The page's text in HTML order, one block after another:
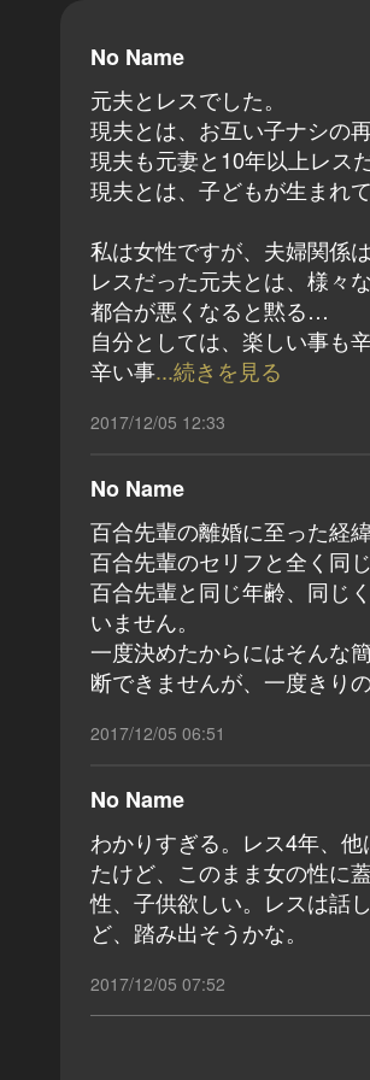
No Name
元夫とレスでした。
現夫とは、お互い子ナシの再
現夫も元妻と10年以上レス
現夫とは、子どもが生まれ
私は女性ですが、夫婦関係
レスだった元夫とは、様々
都合が悪くなると黙る…
自分としては、楽しい事も
辛い事...続きを見る
2017/12/05 12:33
No Name
百合先輩の離婚に至った経
百合先輩のセリフと全く同
百合先輩と同じ年齢、同じ
いません。
一度決めたからにはそんな
断できませんが、一度きり
2017/12/05 06:51
No Name
わかりすぎる。レス4年、
たけど、このまま女の性に
性、子供欲しい。レスは話
ど、踏み出そうかな。
2017/12/05 07:52